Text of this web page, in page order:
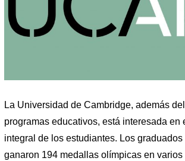
La Universidad de Cambridge, además
programas educativos, está interesada en
integral de los estudiantes. Los
ganaron 194 medallas olímpicas en varios